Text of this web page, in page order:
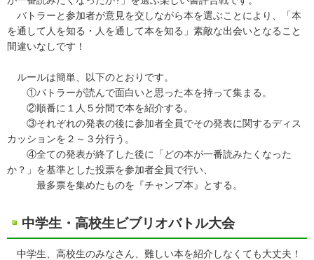
バトラーと参加者が意見を交しながら本を選ぶことにより、「本
を通して人を知る・人を通して本を知る」素敵な出会いとなること
間違いなしです！
ルールは簡単、以下のとおりです。
①バトラーが読んで面白いと思った本を持って集まる。
②順番に１人５分間で本を紹介する。
③それぞれの発表の後に参加者全員でその発表に関するディス
カッションを２～３分行う。
④全ての発表が終了した後に「どの本が一番読みたくなった
か？」を基準とした投票を参加者全員で行い、
最多票を集めたものを『チャンプ本』とする。
中学生・高校生ビブリオバトル大会
中学生、高校生のみなさん、難しい本を紹介しなくても大丈夫！